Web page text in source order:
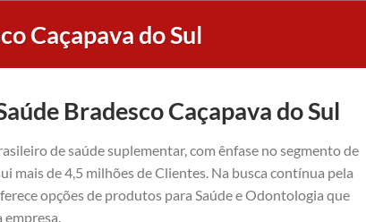
Caçapava do Sul
Bradesco Caçapava do Sul
de saúde suplementar, com ênfase no segmento de
mais de 4,5 milhões de Clientes. Na busca contínua pela
opções de produtos para Saúde e Odontologia que